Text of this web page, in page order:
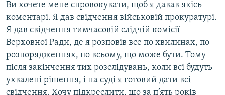
Ви хочете мене спровокувати, щоб я давав якісь
коментарі. Я дав свідчення військовій прокуратурі.
Я дав свідчення тимчасовій слідчій комісії
Верховної Ради, де я розповів все по хвилинах, по
розпорядженнях, по всьому, що може бути. Тому
після закінчення тих розслідувань, коли всі будуть
ухвалені рішення, і на суді я готовий дати всі
свідчення. Хочу підкреслити, що за п’ять років